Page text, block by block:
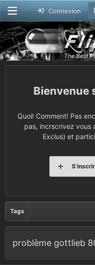
Connexion
Quoi! Comment! Pas
pas, incrscrivez vous
Exclus) et
Tags
problème gottlieb